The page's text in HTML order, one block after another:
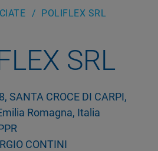
POLIFLEX SRL
SRL
SANTA CROCE DI CARPI,
Romagna, Italia
CONTINI